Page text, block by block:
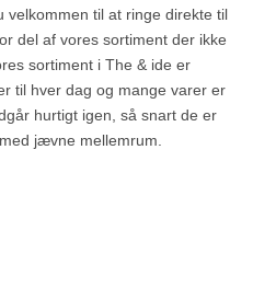
velkommen til at ringe direkte til
del af vores sortiment der ikke
sortiment i The & ide er
til hver dag og mange varer er
hurtigt igen, så snart de er
jævne mellemrum.